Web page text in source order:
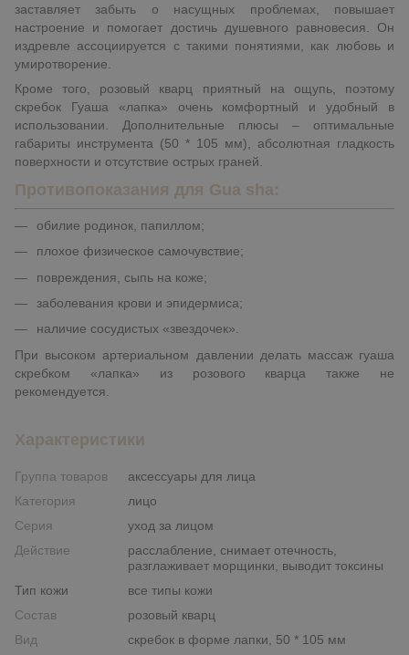
заставляет забыть о насущных проблемах, повышает
настроение и помогает достичь душевного равновесия. Он
издревле ассоциируется с такими понятиями, как любовь и
умиротворение.
Кроме того, розовый кварц приятный на ощупь, поэтому
скребок Гуаша «лапка» очень комфортный и удобный в
использовании. Дополнительные плюсы – оптимальные
габариты инструмента (50 * 105 мм), абсолютная гладкость
поверхности и отсутствие острых граней.
Противопоказания для Gua sha:
обилие родинок, папиллом;
плохое физическое самочувствие;
повреждения, сыпь на коже;
заболевания крови и эпидермиса;
наличие сосудистых «звездочек».
При высоком артериальном давлении делать массаж гуаша
скребком «лапка» из розового кварца также не
рекомендуется.
Характеристики
Группа товаров
аксессуары для лица
Категория
лицо
Серия
уход за лицом
Действие
расслабление, снимает отечность,
разглаживает морщинки, выводит токсины
Тип кожи
все типы кожи
Состав
розовый кварц
Вид
скребок в форме лапки, 50 * 105 мм